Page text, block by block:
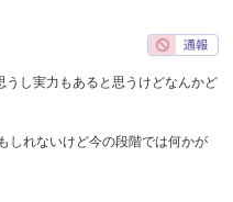
し実力もあると思うけどなんかど
しれないけど今の段階では何かが